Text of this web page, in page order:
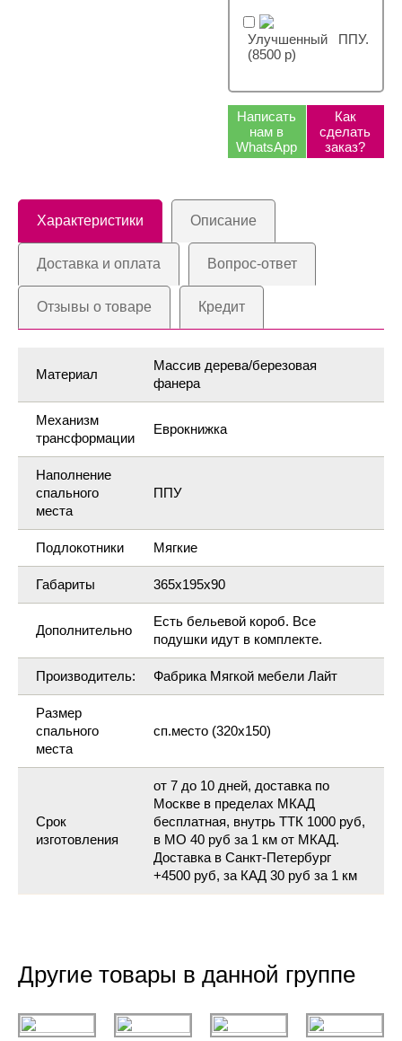
Улучшенный ППУ.
(8500 р)
Написать
нам в
WhatsApp
Как
сделать
заказ?
Характеристики Описание
Доставка и оплата Вопрос-ответ
Отзывы о товаре Кредит
Материал
Массив дерева/березовая
фанера
Механизм
трансформации
Еврокнижка
Наполнение
спального
места
ППУ
Подлокотники Мягкие
Габариты 365х195х90
Дополнительно
Есть бельевой короб. Все
подушки идут в комплекте.
Производитель: Фабрика Мягкой мебели Лайт
Размер
спального
места
сп.место (320х150)
Срок
изготовления
от 7 до 10 дней, доставка по
Москве в пределах МКАД
бесплатная, внутрь ТТК 1000 руб,
в МО 40 руб за 1 км от МКАД.
Доставка в Санкт-Петербург
+4500 руб, за КАД 30 руб за 1 км
Другие товары в данной группе